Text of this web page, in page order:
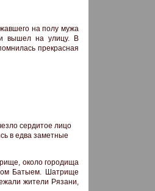
на полу мужа
вышел на улицу. В
прекрасная
сердитое лицо
в едва заметные
около городища
Батыем. Шатрище
жители Рязани,